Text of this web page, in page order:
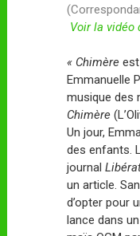
Voir la vidéo
« Chimère
Emmanuelle
musique des
Chimère
Un jour,
des enfants.
journal
un article.
d’opter pour
lance dans